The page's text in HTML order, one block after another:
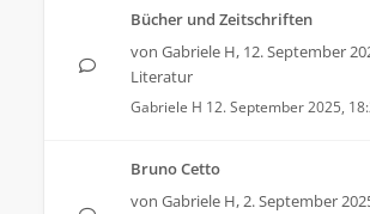
Bücher und Zeitschriften
von Gabriele H, 12. September
Literatur
Gabriele H 12. September 2025,
Bruno Cetto
von Gabriele H,2. September